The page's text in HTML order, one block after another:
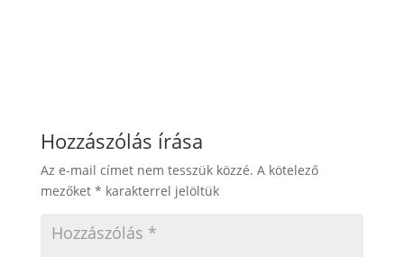
Hozzászólás írása
Az e-mail címet nem tesszük közzé. A kötelező
mezőket * karakterrel jelöltük